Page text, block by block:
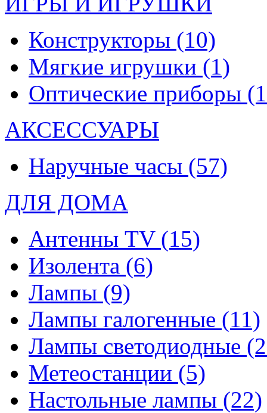
Конструкторы (10)
Мягкие игрушки (1)
Оптические приборы
АКСЕССУАРЫ
Наручные часы (57)
ДЛЯ ДОМА
Антенны TV (15)
Изолента (6)
Лампы (9)
Лампы галогенные (11)
Лампы светодиодные
Метеостанции (5)
Настольные лампы (22)